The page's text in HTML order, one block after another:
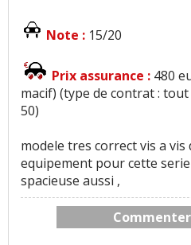
Note : 15/20
Prix assurance : 480
macif) (type de contrat :
50)
modele tres correct vis a vis
equipement pour cette
spacieuse aussi ,